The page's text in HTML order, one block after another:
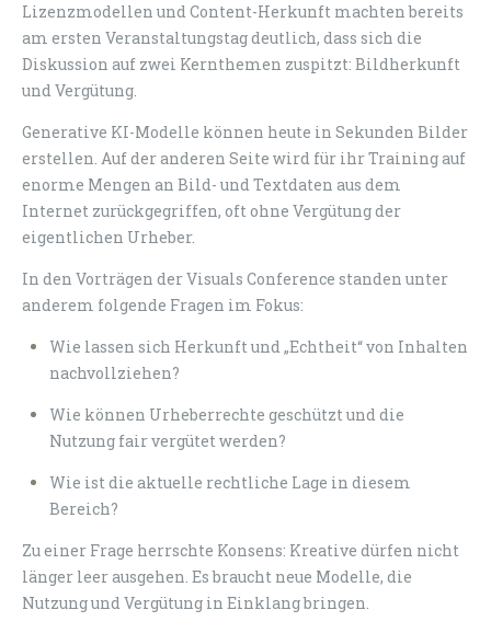
Lizenzmodellen und Content-Herkunft machten bereits
am ersten Veranstaltungstag deutlich, dass sich die
Diskussion auf zwei Kernthemen zuspitzt: Bildherkunft
und Vergütung.
Generative KI-Modelle können heute in Sekunden Bilder
erstellen. Auf der anderen Seite wird für ihr Training auf
enorme Mengen an Bild- und Textdaten aus dem
Internet zurückgegriffen, oft ohne Vergütung der
eigentlichen Urheber.
In den Vorträgen der Visuals Conference standen unter
anderem folgende Fragen im Fokus:
Wie lassen sich Herkunft und „Echtheit“ von Inhalten
nachvollziehen?
Wie können Urheberrechte geschützt und die
Nutzung fair vergütet werden?
Wie ist die aktuelle rechtliche Lage in diesem
Bereich?
Zu einer Frage herrschte Konsens: Kreative dürfen nicht
länger leer ausgehen. Es braucht neue Modelle, die
Nutzung und Vergütung in Einklang bringen.